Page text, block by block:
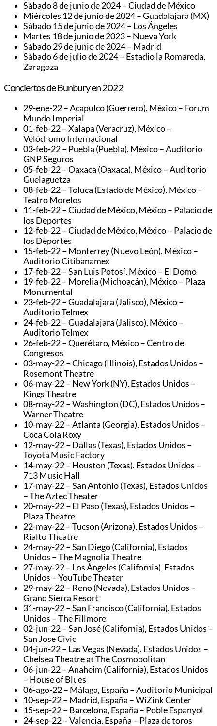
Sábado 8 de junio de 2024 – Ciudad de México
Miércoles 12 de junio de 2024 – Guadalajara (MX)
Sábado 15 de junio de 2024 – Los Ángeles
Martes 18 de junio de 2023 – Nueva York
Sábado 29 de junio de 2024 – Madrid
Sábado 6 de julio de 2024 – Estadio la Romareda,
Zaragoza
Conciertos de Bunbury en 2022
29-ene-22 – Acapulco (Guerrero), México – Forum
Mundo Imperial
01-feb-22 – Xalapa (Veracruz), México –
Velódromo Internacional
03-feb-22 – Puebla (Puebla), México – Auditorio
GNP Seguros
05-feb-22 – Oaxaca (Oaxaca), México – Auditorio
Guelaguetza
08-feb-22 – Toluca (Estado de México), México –
Teatro Morelos
11-feb-22 – Ciudad de México, México – Palacio de
los Deportes
12-feb-22 – Ciudad de México, México – Palacio de
los Deportes
15-feb-22 – Monterrey (Nuevo León), México –
Auditorio Citibanamex
17-feb-22 – San Luis Potosí, México – El Domo
19-feb-22 – Morelia (Michoacán), México – Plaza
Monumental
23-feb-22 – Guadalajara (Jalisco), México –
Auditorio Telmex
24-feb-22 – Guadalajara (Jalisco), México –
Auditorio Telmex
26-feb-22 – Querétaro, México – Centro de
Congresos
03-may-22 – Chicago (Illinois), Estados Unidos –
Rosemont Theatre
06-may-22 – New York (NY), Estados Unidos –
Kings Theatre
08-may-22 – Washington (DC), Estados Unidos –
Warner Theatre
10-may-22 – Atlanta (Georgia), Estados Unidos –
Coca Cola Roxy
12-may-22 – Dallas (Texas), Estados Unidos –
Toyota Music Factory
14-may-22 – Houston (Texas), Estados Unidos –
713 Music Hall
17-may-22 – San Antonio (Texas), Estados Unidos
– The Aztec Theater
20-may-22 – El Paso (Texas), Estados Unidos –
Plaza Theatre
22-may-22 – Tucson (Arizona), Estados Unidos –
Rialto Theatre
24-may-22 – San Diego (California), Estados
Unidos – The Magnolia Theatre
27-may-22 – Los Ángeles (California), Estados
Unidos – YouTube Theater
29-may-22 – Reno (Nevada), Estados Unidos –
Grand Sierra Resort
31-may-22 – San Francisco (California), Estados
Unidos – The Fillmore
02-jun-22 – San José (California), Estados Unidos –
San Jose Civic
04-jun-22 – Las Vegas (Nevada), Estados Unidos –
Chelsea Theatre at The Cosmopolitan
06-jun-22 – Anaheim (California), Estados Unidos
– House of Blues
06-ago-22 – Málaga, España – Auditorio Municipal
10-sep-22 – Madrid, España – WiZink Center
15-sep-22 – Barcelona, España – Poble Espanyol
24-sep-22 – Valencia, España – Plaza de toros